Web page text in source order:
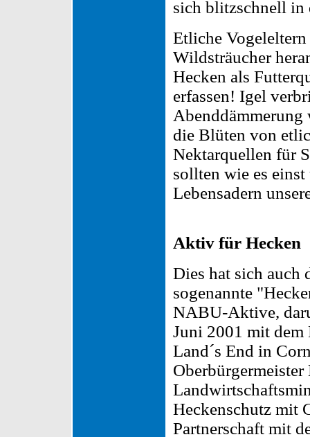
sich blitzschnell in
Etliche
Wildsträucher
Hecken als
erfassen! Igel
Abenddämmerung
die Blüten von
Nektarquellen für
sollten wie es
Lebensadern
Aktiv für Hecken
Dies hat sich auch
sogenannte
NABU-Aktive,
Juni 2001 mit dem
Land´s End in
Oberbürgermeister
Heckenschutz mit
Partnerschaft mit